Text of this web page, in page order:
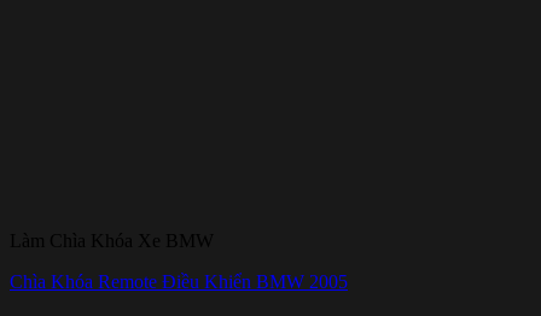
Làm Chìa Khóa Xe BMW
Chìa Khóa Remote Điều Khiển BMW 2005